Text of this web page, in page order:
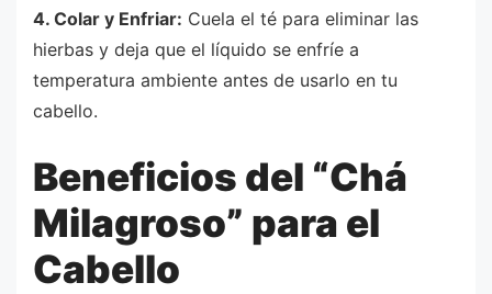
4. Colar y Enfriar: Cuela el té para eliminar las
hierbas y deja que el líquido se enfríe a
temperatura ambiente antes de usarlo en tu
cabello.
Beneficios del “Chá
Milagroso” para el
Cabello